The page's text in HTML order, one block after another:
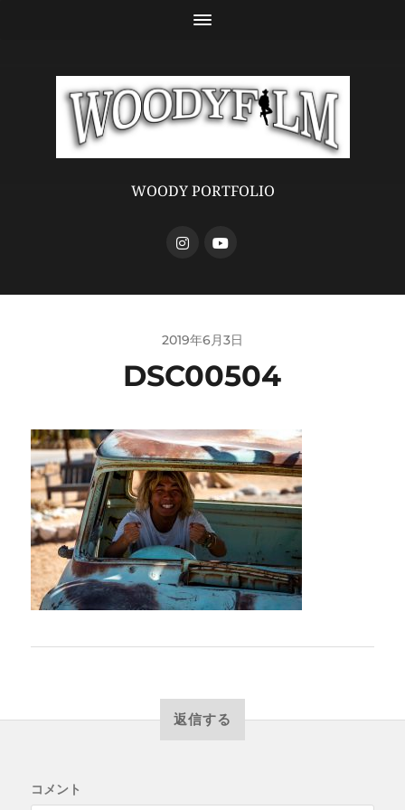
WOODY PORTFOLIO
2019年6月3日
DSC00504
返信する
コメント